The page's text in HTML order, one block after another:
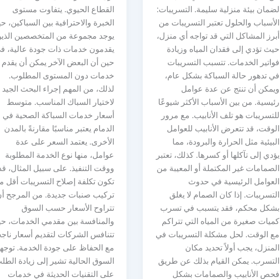
لضمان بيئة منزلية سليمة. التسريبات:
الأسباب والحلول تعتبر التسريبات من
أبرز المشاكل التي قد تواجه أي منزل،
حيث تؤدي إلى فقدان المياه وزيادة
فواتير الخدمات. تتسبب التسريبات
في تدهور حالة السباكة بشكل عام،
ويمكن أن تنتج عن عدة عوامل
رئيسية. من بين الأسباب الأكثر شيوعًا
للتسريبات هو تلف الأنابيب. مع مرور
الوقت، قد تتعرض الأنابيب للعوامل
البيئية مثل الحرارة والبرودة، مما
يؤدي إلى تآكلها أو كسرها. كذلك، تعتبر
الصمامات غير المكتملة أو المعيبة من
العوامل الرئيسية في حدوث
التسريبات. إذا كان الصمام لا يغلق
بشكل محكم، فقد يتسبب في تسرب
كميات صغيرة من المياه التي تتراكم
مع الوقت. لحل مشكلة التسريبات في
المنزل، يجب أولاً تحديد مكان
التسرب. يمكن القيام بذلك عن طريق
فحص الأنابيب والصمامات بشكل
القطاع الحيوي. يتفاوت مستوى
الخبرة والاحترافية بين السباكين،
يوجد مجموعة من المتخصصين
يقدمون خدمات ذات جودة عالية،
حين أن البعض الآخر يمكن أن يقدم
خدمات دون المستوى المطلوب.
لذلك، من المهم إجراء البحث الجيد
لاختيار السباك المناسب. متوسط
أسعار خدمات السباكة الصحية في
الدمام يعتبر مناسبًا مقارنةً بالمدن
الأخرى. يعتمد السعر على عدة
عوامل، منها نوع الخدمة المطلوبة
ووقت التنفيذ. على سبيل المثال،
تكون تكلفة إصلاح التسريبات أقل
تركيب صنبات جديدة. من المرجح
تتراوح الأسعار حسب السوق
والمنافسة بين مقدمي الخدمات،
تتنافس الشركات لتقديم أسعار
مع الحفاظ على جودة الخدمة.
السوق الحالية تشير إلى زيادة
على التقنيات الحديثة في خدمات